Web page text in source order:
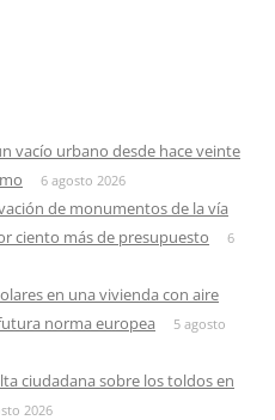
vacío urbano desde hace veinte
6 agosto 2026
de monumentos de la vía
ciento más de presupuesto
6
en una vivienda con aire
norma europea
5 agosto
ciudadana sobre los toldos en
2026